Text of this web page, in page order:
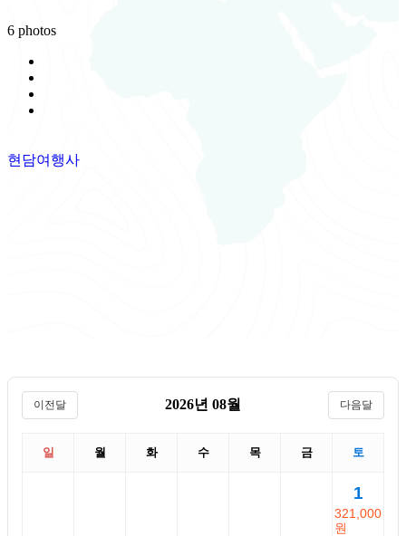
6 photos
현담여행사
이전달 2026년 08월 다음달
일 월 화 수 목 금 토
1
321,000
원